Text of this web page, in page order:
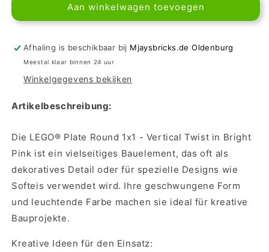
Plate
1x1
-
Twist
Pink
LEGO
Plate
1x1
-
Twist
Pink
Aan winkelwagen toevoegen
Afhaling is beschikbaar bij Mjaysbricks.de Oldenburg
Meestal klaar binnen 24 uur
Winkelgegevens bekijken
Artikelbeschreibung:
Die LEGO® Plate Round 1x1 - Vertical Twist in Bright
Pink ist ein vielseitiges Bauelement, das oft als
dekoratives Detail oder für spezielle Designs wie
Softeis verwendet wird. Ihre geschwungene Form
und leuchtende Farbe machen sie ideal für kreative
Bauprojekte.
Kreative Ideen für den Einsatz: